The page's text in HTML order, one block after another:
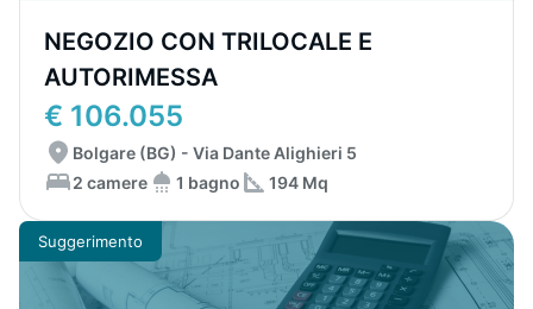
NEGOZIO CON TRILOCALE E
AUTORIMESSA
€ 106.055
Bolgare (BG) - Via Dante Alighieri 5
2 camere
1 bagno 194 Mq
Suggerimento